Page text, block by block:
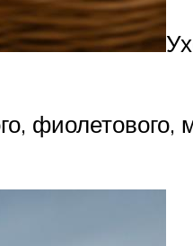
фиолетового,